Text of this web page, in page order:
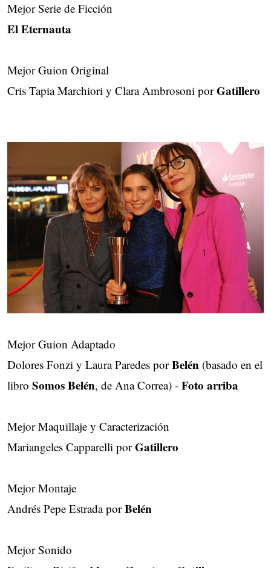
Mejor Serie de Ficción
El Eternauta
Mejor Guion Original
Cris Tapia Marchiori y Clara Ambrosoni porGatillero
Mejor Guion Adaptado
Dolores Fonzi y Laura Paredes porBelén (basado en el
libro Somos Belén, de Ana Correa) - Foto arriba
Mejor Maquillaje y Caracterización
Mariangeles Capparelli porGatillero
Mejor Montaje
Andrés Pepe Estrada porBelén
Mejor Sonido